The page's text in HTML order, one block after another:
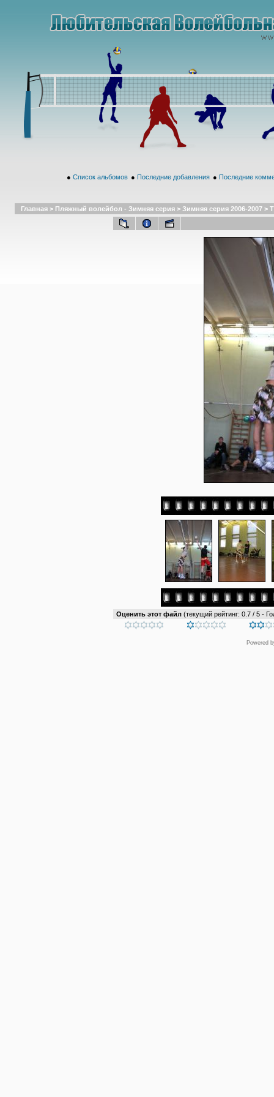
● Список альбомов ● Последние добавления ● Последние
Главная > Пляжный волейбол - Зимняя серия > Зимняя серия 2006-2007 >
Оценить этот файл (текущий рейтинг: 0.7 / 5 -
Powered